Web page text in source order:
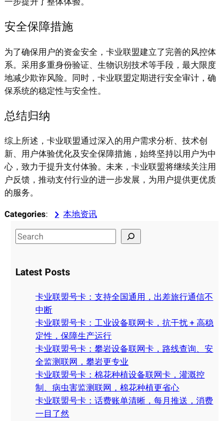
安全保障措施
为了确保用户的资金安全，卡业联盟建立了完善的风控体
系。采用多重身份验证、生物识别技术等手段，最大限度
地减少欺诈风险。同时，卡业联盟定期进行安全审计，确
保系统的稳定性与安全性。
总结归纳
综上所述，卡业联盟通过深入的用户需求分析、技术创
新、用户体验优化及安全保障措施，始终坚持以用户为中
心，致力于提升支付体验。未来，卡业联盟将继续关注用
户反馈，推动支付行业的进一步发展，为用户提供更优质
的服务。
Categories:
本地资讯
S
e
r
Latest Posts
卡业联盟号卡：支持全国通用，出差旅行通信不
中断
卡业联盟号卡：工业设备联网卡，抗干扰 + 高稳
定性，保障生产运行
卡业联盟号卡：攀岩设备联网卡，路线查询、安
全监测联网，攀岩更专业
卡业联盟号卡：棉花种植设备联网卡，灌溉控
制、病虫害监测联网，棉花种植更省心
卡业联盟号卡：话费账单清晰，每月推送，消费
一目了然